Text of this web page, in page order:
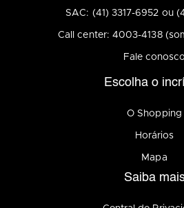
SAC: (41) 3317-6952 ou
Call center: 4003-4138
Fale conosco
Escolha o
O Shopping
Horários
Mapa
Saiba